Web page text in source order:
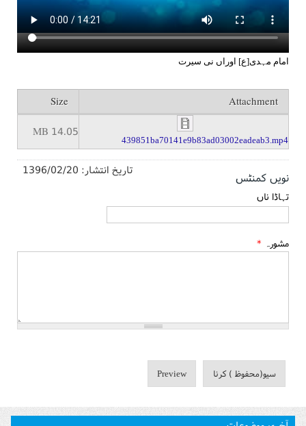
امام مہدی[ع] اوراں نی سیرت
Attachment
Size
439851ba70141e9b83ad03002eadeab3.mp4
14.05 MB
تاریخ انتشار: 1396/02/20 نویں کمنٹس
تہاڈا ناں
مشورہ *